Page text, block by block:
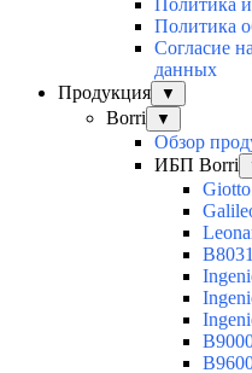
Политика
Политика
Согласие
данных
Продукция
▼
Borri ▼
Обзор
ИБП Borri